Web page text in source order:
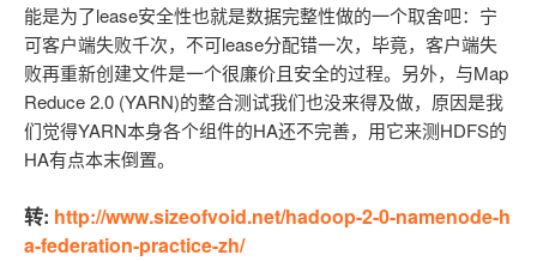
能是为了lease安全性也就是数据完整性做的一个取舍吧：宁
可客户端失败千次，不可lease分配错一次，毕竟，客户端失
败再重新创建文件是一个很廉价且安全的过程。另外，与Map
Reduce 2.0 (YARN)的整合测试我们也没来得及做，原因是我
们觉得YARN本身各个组件的HA还不完善，用它来测HDFS的
HA有点本末倒置。
转: http://www.sizeofvoid.net/hadoop-2-0-namenode-h
a-federation-practice-zh/